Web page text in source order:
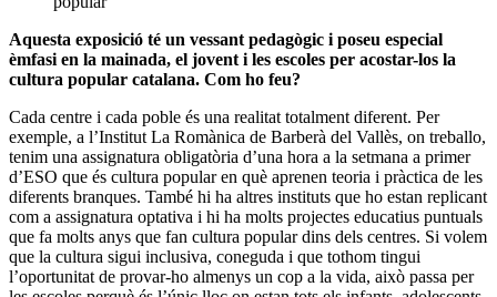
Aquesta exposició té un vessant pedagògic i poseu especial
èmfasi en la mainada, el jovent i les escoles per acostar-los la
cultura popular catalana. Com ho feu?
Cada centre i cada poble és una realitat totalment diferent. Per
exemple, a l’Institut La Romànica de Barberà del Vallès, on treballo,
tenim una assignatura obligatòria d’una hora a la setmana a primer
d’ESO que és cultura popular en què aprenen teoria i pràctica de les
diferents branques. També hi ha altres instituts que ho estan replicant
com a assignatura optativa i hi ha molts projectes educatius puntuals
que fa molts anys que fan cultura popular dins dels centres. Si volem
que la cultura sigui inclusiva, coneguda i que tothom tingui
l’oportunitat de provar-ho almenys un cop a la vida, això passa per